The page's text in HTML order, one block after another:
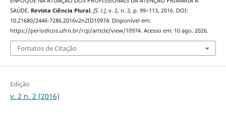
SAÚDE. Revista Ciência Plural, [S. l.], v. 2, n. 2, p. 99–113, 2016. DOI:
10.21680/2446-7286.2016v2n2ID10974. Disponível em:
https://periodicos.ufrn.br/rcp/article/view/10974. Acesso em: 10 ago. 2026.
Fomatos de Citação
Edição
v. 2 n. 2 (2016)